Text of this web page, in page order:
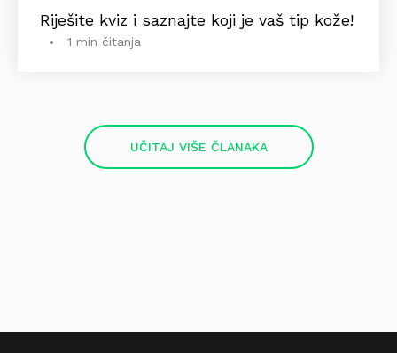
Riješite kviz i saznajte koji je vaš tip kože!
1 min čitanja
UČITAJ VIŠE ČLANAKA